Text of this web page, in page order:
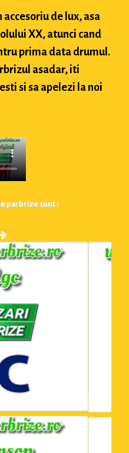
de lux, asa
XX, atunci cand
prima data drumul.
asadar, iti
si sa apelezi la noi
parbrize sunt :